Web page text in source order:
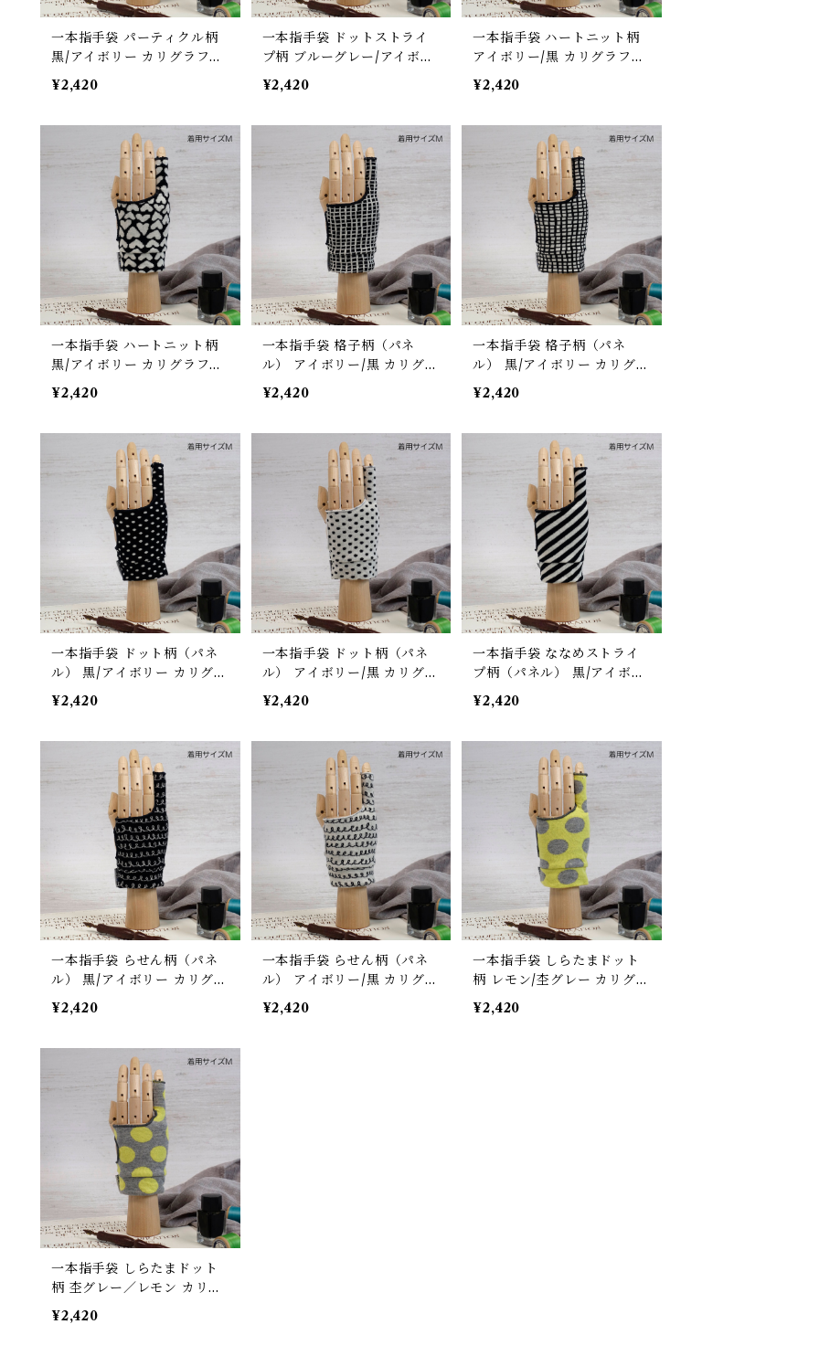
一本指手袋 パーティクル柄
黒/アイボリー カリグラフィ
ー/イラスト/絵描き/デッサ
ン/製図 紙面/タブレット 誤
汗対策 左右対応 グローブ
¥2,420
一本指手袋 ドットストライ
プ柄 ブルーグレー/アイボリ
ー カリグラフィー/イラスト/
絵描き/デッサン/製図 紙面/
汚/摩擦軽減/手汗対策 左右対
応 グローブ
¥2,420
一本指手袋 ハートニット柄
アイボリー/黒 カリグラフィ
ー/イラスト/絵描き/デッサ
ン/製図 紙面/タブレット 誤
汗対策 左右対応 グローブ
¥2,420
一本指手袋 ハートニット柄
黒/アイボリー カリグラフィ
ー/イラスト/絵描き/デッサ
ン/製図 紙面/タブレット 誤
汗対策 左右対応 グローブ
¥2,420
一本指手袋 格子柄（パネ
ル） アイボリー/黒 カリグラ
フィー/イラスト/絵描き/デ
ッサン/製図 紙面/タブレット
手汗対策 左右対応 グローブ
¥2,420
一本指手袋 格子柄（パネ
ル） 黒/アイボリー カリグラ
フィー/イラスト/絵描き/デ
ッサン/製図 紙面/タブレット
手汗対策 左右対応 グローブ
¥2,420
一本指手袋 ドット柄（パネ
ル） 黒/アイボリー カリグラ
フィー/イラスト/絵描き/デ
ッサン/製図 紙面/タブレット
手汗対策 左右対応 グローブ
¥2,420
一本指手袋 ドット柄（パネ
ル） アイボリー/黒 カリグラ
フィー/イラスト/絵描き/デ
ッサン/製図 紙面/タブレット
手汗対策 左右対応 グローブ
¥2,420
一本指手袋 ななめストライ
プ柄（パネル） 黒/アイボリ
ー カリグラフィー/イラスト/
絵描き/デッサン/製図 紙面/
汚/摩擦軽減/手汗対策 左右対
応 グローブ
¥2,420
一本指手袋 らせん柄（パネ
ル） 黒/アイボリー カリグラ
フィー/イラスト/絵描き/デ
ッサン/製図 紙面/タブレット
手汗対策 左右対応 グローブ
¥2,420
一本指手袋 らせん柄（パネ
ル） アイボリー/黒 カリグラ
フィー/イラスト/絵描き/デ
ッサン/製図 紙面/タブレット
¥2,420
一本指手袋 しらたまドット
柄 レモン/杢グレー カリグラ
フィー/イラスト/絵描き/デ
ッサン/製図 紙面/タブレット
¥2,420
一本指手袋 しらたまドット
柄 杢グレー／レモン カリグ
ラフィー/イラスト/絵描き/
デッサン/製図 紙面/タブレッ
¥2,420